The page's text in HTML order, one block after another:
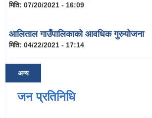
मिति: 07/20/2021 - 16:09
आलिताल गाउँपालिकाको आवधिक गुरुयोजना
मिति: 04/22/2021 - 17:14
अन्य
जन प्रतिनिधि